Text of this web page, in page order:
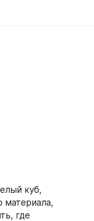
куб,
материала,
где